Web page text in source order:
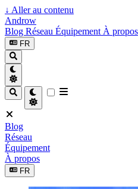
↓ Aller au contenu
Androw
Blog Réseau Équipement À propos
FR
Blog
Réseau
Équipement
À propos
FR